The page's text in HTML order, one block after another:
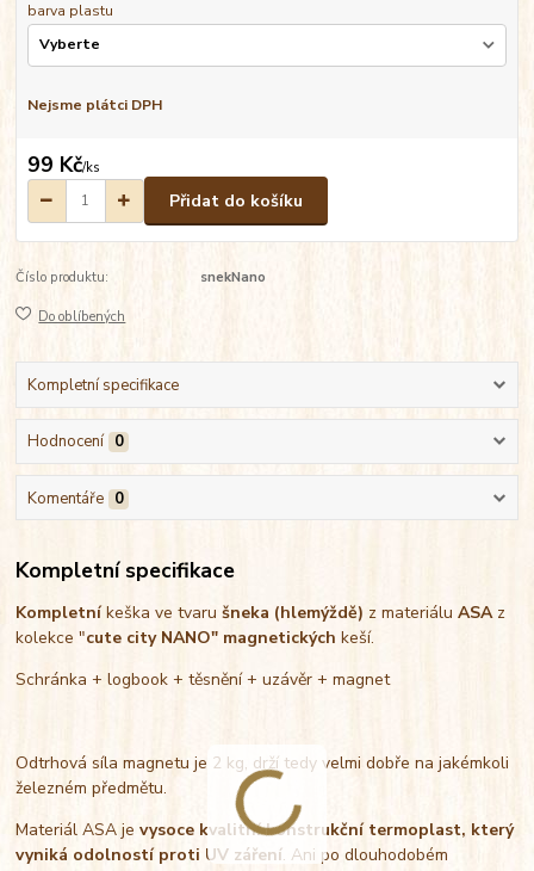
barva plastu
Nejsme plátci DPH
99 Kč/ks
Přidat do košíku
Číslo produktu: snekNano
Do oblíbených
Kompletní specifikace
Hodnocení 0
Komentáře 0
Kompletní specifikace
Kompletníkeška ve tvarušneka (hlemýždě) z materiáluASAz
kolekce "cute city NANO" magnetických keší.
Schránka + logbook + těsnění + uzávěr + magnet
Odtrhová síla magnetu je 2 kg, drží tedy velmi dobře na jakémkoli
železném předmětu.
Materiál ASA jevysoce kvalitní konstrukční termoplast, který
vyniká odolností proti UV záření. Ani po dlouhodobém